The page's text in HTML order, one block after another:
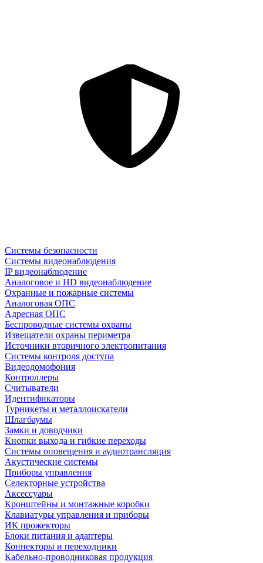
Системы безопасности
Системы видеонаблюдения
IP видеонаблюдение
Аналоговое и HD видеонаблюдение
Охранные и пожарные системы
Аналоговая ОПС
Адресная ОПС
Беспроводные системы охраны
Извещатели охраны периметра
Источники вторичного электропитания
Системы контроля доступа
Видеодомофония
Контроллеры
Считыватели
Идентификаторы
Турникеты и металлоискатели
Шлагбаумы
Замки и доводчики
Кнопки выхода и гибкие переходы
Системы оповещения и аудиотрансляция
Акустические системы
Приборы управления
Селекторные устройства
Аксессуары
Кронштейны и монтажные коробки
Клавиатуры управления и приборы
ИК прожекторы
Блоки питания и адаптеры
Коннекторы и переходники
Кабельно-проводниковая продукция